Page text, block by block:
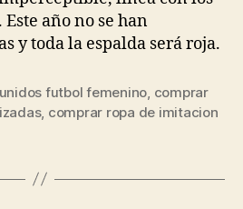
año no se han
y toda la espalda será roja.
futbol femenino comprar
, comprar ropa de imitacion